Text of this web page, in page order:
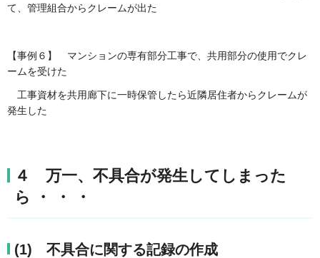
て、管理組合からクレームが出た
【事例６】 マンションの専有部分工事で、共用部分の使用でクレ
ームを受けた
工事資材を共用廊下に一時保管したら近隣居住者からクレームが
発生した
４ 万一、不具合が発生してしまった
ら ・ ・ ・
(1) 不具合に関する記録の作成